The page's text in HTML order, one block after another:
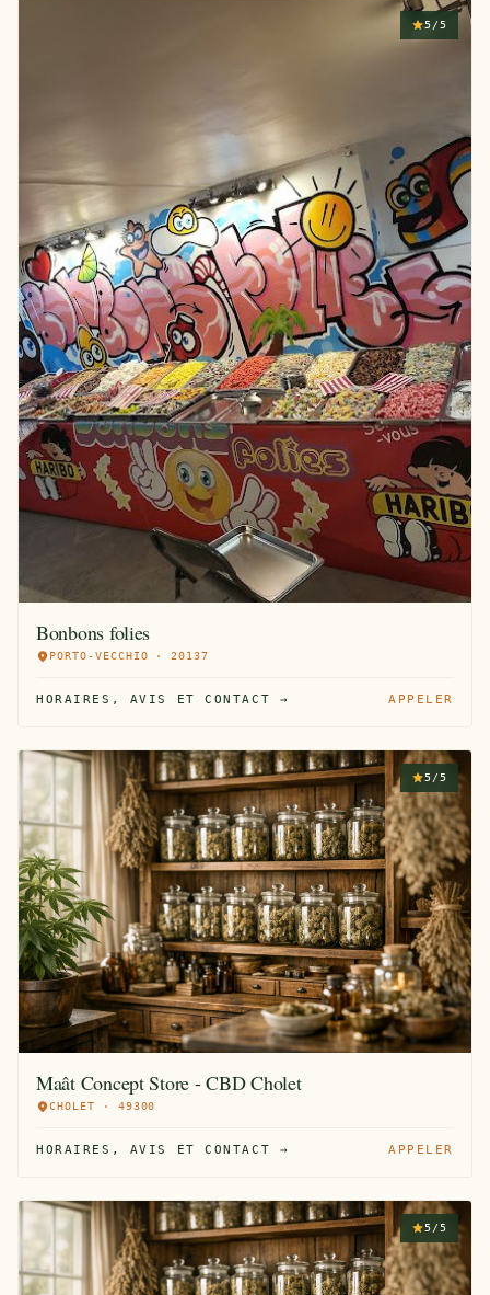
5/5
Bonbons folies
PORTO-VECCHIO · 20137
HORAIRES, AVIS ET CONTACT → APPELER
5/5
Maât Concept Store - CBD Cholet
CHOLET · 49300
HORAIRES, AVIS ET CONTACT → APPELER
5/5